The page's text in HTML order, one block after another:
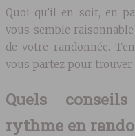
Quoi qu’il en soit, en
vous semble
de votre randonnée.
vous partez pour trouver
Quels
rythme en